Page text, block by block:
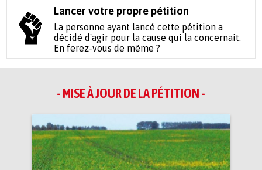
Lancer votre propre pétition
La personne ayant lancé cette pétition a
décidé d'agir pour la cause qui la concernait.
En ferez-vous de même ?
- MISE À JOUR DE LA PÉTITION -